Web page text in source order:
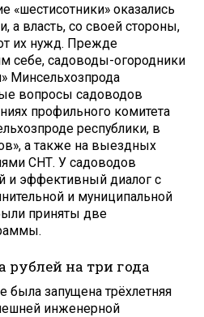
«шестисотники» оказались
власть, со своей стороны,
их нужд. Прежде
себе, садоводы-огородники
Минсельхозпрода
вопросы садоводов
профильного комитета
республики, в
а также на выездных
СНТ. У садоводов
и эффективный диалог с
и муниципальной
приняты две
на три года
была запущена трёхлетняя
инженерной